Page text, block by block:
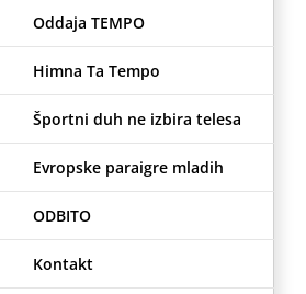
Oddaja TEMPO
Himna Ta Tempo
Športni duh ne izbira telesa
Evropske paraigre mladih
ODBITO
Kontakt